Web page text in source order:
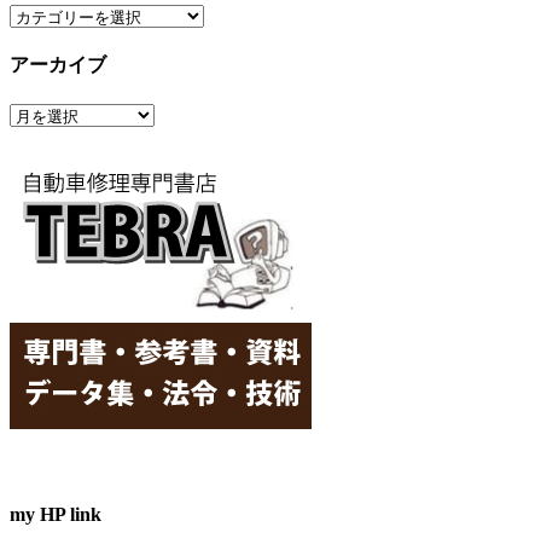
カ
ゴ
ー
アーカイブ
ア
イ
ブ
my HP link